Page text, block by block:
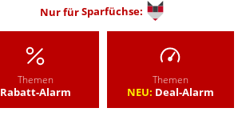
Nur fürSparfüchse:
Themen
Rabatt-Alarm
Themen
NEU: Deal-Alarm